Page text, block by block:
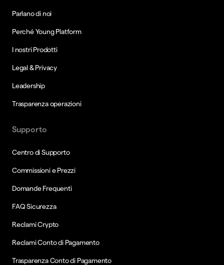
Parlano di noi
Perché Young Platform
I nostri Prodotti
Legal & Privacy
Leadership
Trasparenza operazioni
Supporto
Centro di Supporto
Commissioni e Prezzi
Domande Frequenti
FAQ Sicurezza
Reclami Crypto
Reclami Conto di Pagamento
Trasparenza Conto di Pagamento